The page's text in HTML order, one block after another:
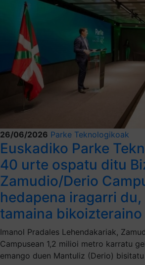
26/06/2026 Parke Teknologikoak
Euskadiko Parke
40 urte ospatu ditu
Zamudio/Derio
hedapena iragarri du,
tamaina bikoizteraino
Imanol Pradales Lehendakariak,
Campusean 1,2 milioi metro karratu
emango duen Mantuliz (Derio)